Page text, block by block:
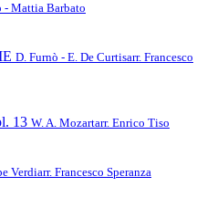
- Mattia Barbato
D. Furnò - E. De Curtisarr. Francesco
13 W. A. Mozartarr. Enrico Tiso
Verdiarr. Francesco Speranza